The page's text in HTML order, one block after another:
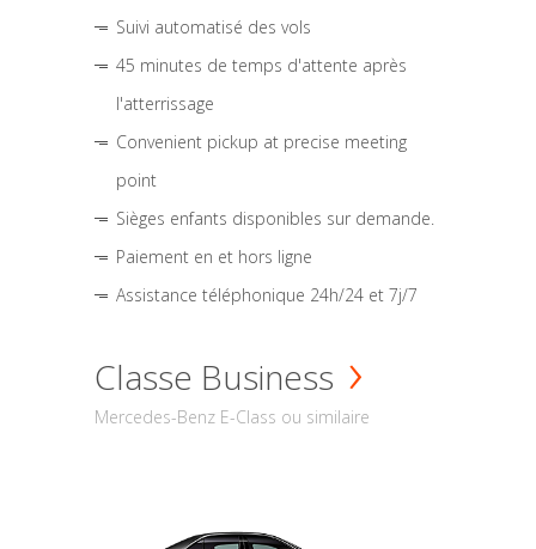
Suivi automatisé des vols
45 minutes de temps d'attente après
l'atterrissage
Convenient pickup at precise meeting
point
Sièges enfants disponibles sur demande.
Paiement en et hors ligne
Assistance téléphonique 24h/24 et 7j/7
Classe Business
Mercedes-Benz E-Class ou similaire